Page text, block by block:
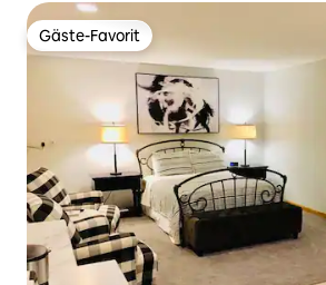
Gäste-Favorit
Gäste-Favorit